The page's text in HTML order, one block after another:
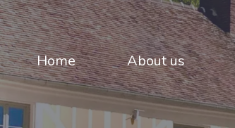
Home About us